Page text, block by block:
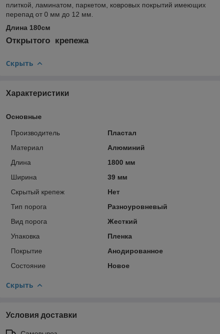
плиткой, ламинатом, паркетом, ковровых покрытий имеющих
перепад от 0 мм до 12 мм.
Длина 180см
Открытого крепежа
Скрыть
Характеристики
Основные
Производитель
Пластал
Материал
Алюминий
Длина
1800 мм
Ширина
39 мм
Скрытый крепеж
Нет
Тип порога
Разноуровневый
Вид порога
Жесткий
Упаковка
Пленка
Покрытие
Анодированное
Состояние
Новое
Скрыть
Условия доставки